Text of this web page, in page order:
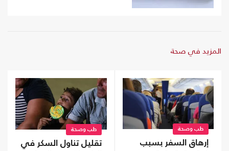
المزيد في صحة
طب وصحة
إرهاق السفر بسبب
طب وصحة
تقليل تناول السكر في